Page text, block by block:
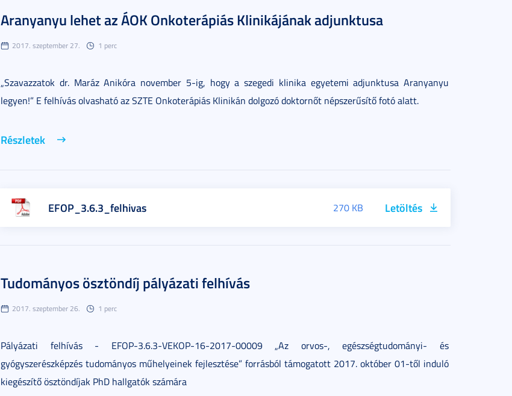
Aranyanyu lehet az ÁOK Onkoterápiás Klinikájának adjunktusa
2017. szeptember 27. 1 perc
„Szavazzatok dr. Maráz Anikóra november 5-ig, hogy a szegedi klinika egyetemi adjunktusa Aranyanyu
legyen!” E felhívás olvasható az SZTE Onkoterápiás Klinikán dolgozó doktornőt népszerűsítő fotó alatt.
Részletek
EFOP_3.6.3_felhivas 270 KB Letöltés
Tudományos ösztöndíj pályázati felhívás
2017. szeptember 26. 1 perc
Pályázati felhívás - EFOP-3.6.3-VEKOP-16-2017-00009 „Az orvos-, egészségtudományi- és
gyógyszerészképzés tudományos műhelyeinek fejlesztése” forrásból támogatott 2017. október 01-től induló
kiegészítő ösztöndíjak PhD hallgatók számára